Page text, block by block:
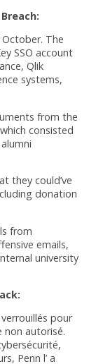
The
SSO account
Qlik
systems,
from the
consisted
they could’ve
donation
from
emails,
university
pour
non autorisé.
Penn l’ a